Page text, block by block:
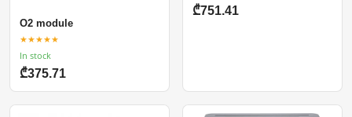
O2 module
★★★★★
In stock
₾375.71
₾751.41